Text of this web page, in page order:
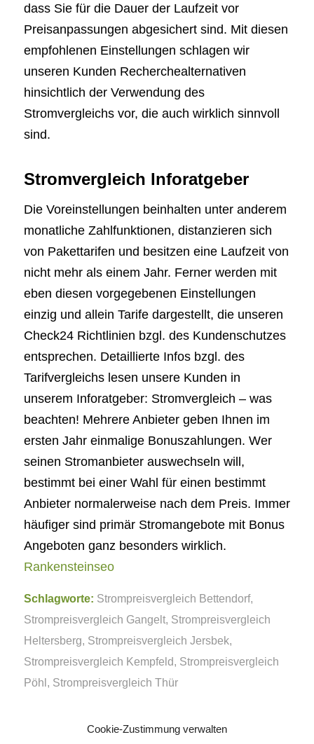
Cookie-Zustimmung verwalten
dass Sie für die Dauer der Laufzeit vor
Preisanpassungen abgesichert sind. Mit diesen
empfohlenen Einstellungen schlagen wir
unseren Kunden Recherchealternativen
hinsichtlich der Verwendung des
Stromvergleichs vor, die auch wirklich sinnvoll
sind.
Stromvergleich Inforatgeber
Die Voreinstellungen beinhalten unter anderem
monatliche Zahlfunktionen, distanzieren sich
von Pakettarifen und besitzen eine Laufzeit von
nicht mehr als einem Jahr. Ferner werden mit
eben diesen vorgegebenen Einstellungen
einzig und allein Tarife dargestellt, die unseren
Check24 Richtlinien bzgl. des Kundenschutzes
entsprechen. Detaillierte Infos bzgl. des
Tarifvergleichs lesen unsere Kunden in
unserem Inforatgeber: Stromvergleich – was
beachten! Mehrere Anbieter geben Ihnen im
ersten Jahr einmalige Bonuszahlungen. Wer
seinen Stromanbieter auswechseln will,
bestimmt bei einer Wahl für einen bestimmt
Anbieter normalerweise nach dem Preis. Immer
häufiger sind primär Stromangebote mit Bonus
Angeboten ganz besonders wirklich.
Rankensteinseo
Schlagworte: Strompreisvergleich Bettendorf,
Strompreisvergleich Gangelt, Strompreisvergleich
Heltersberg, Strompreisvergleich Jersbek,
Strompreisvergleich Kempfeld, Strompreisvergleich
Pöhl , Strompreisvergleich Thür
Eintrag teilen